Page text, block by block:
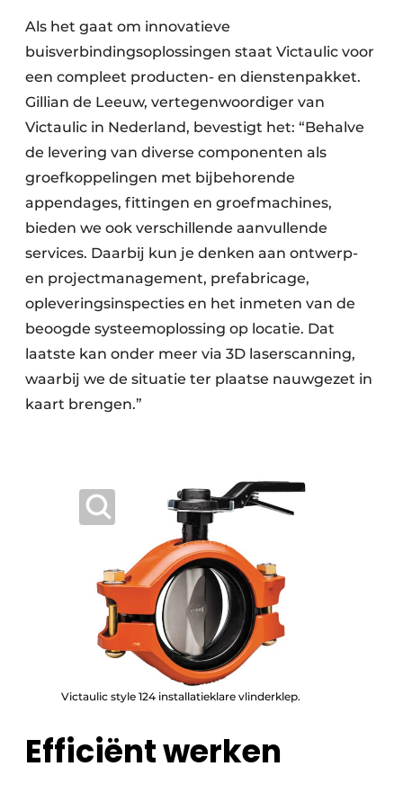
Als het gaat om innovatieve
buisverbindingsoplossingen staat Victaulic voor
een compleet producten- en dienstenpakket.
Gillian de Leeuw, vertegenwoordiger van
Victaulic in Nederland, bevestigt het: “Behalve
de levering van diverse componenten als
groefkoppelingen met bijbehorende
appendages, fittingen en groefmachines,
bieden we ook verschillende aanvullende
services. Daarbij kun je denken aan ontwerp-
en projectmanagement, prefabricage,
opleveringsinspecties en het inmeten van de
beoogde systeemoplossing op locatie. Dat
laatste kan onder meer via 3D laserscanning,
waarbij we de situatie ter plaatse nauwgezet in
kaart brengen.”
Victaulic style 124 installatieklare vlinderklep.
Efficiënt werken